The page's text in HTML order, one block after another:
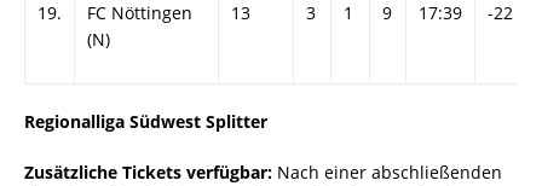
19.
FC Nöttingen
(N)
13 3 1 9 17:39 -22
Regionalliga Südwest Splitter
Zusätzliche Tickets verfügbar: Nach einer abschließenden